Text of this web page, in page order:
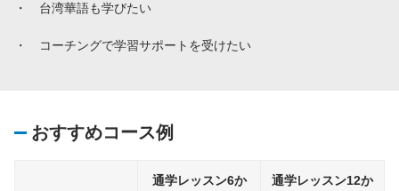
・ 台湾華語も学びたい​
・ コーチングで学習サポートを受けたい
おすすめコース例
通学レッスン6か
通学レッスン12か